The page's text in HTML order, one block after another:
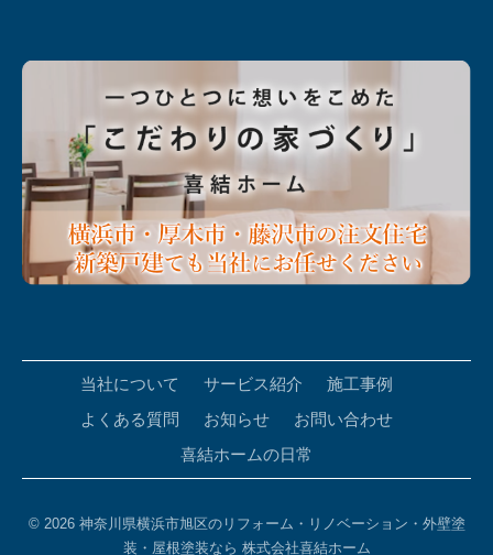
当社について サービス紹介
施工事例
よくある質問
お知らせ
お問い合わせ
喜結ホームの日常
© 2026 神奈川県横浜市旭区のリフォーム・リノベーション・外壁塗
装・屋根塗装なら 株式会社喜結ホーム